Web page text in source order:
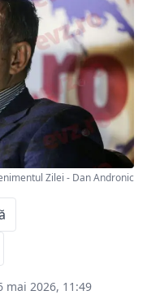
Zilei - Dan Andronic
mai 2026, 11:49